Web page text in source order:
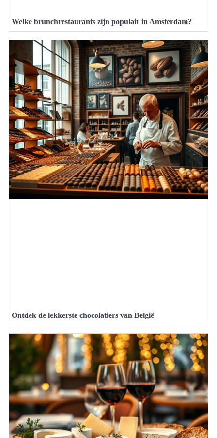
Welke brunchrestaurants zijn populair in Amsterdam?
Ontdek de lekkerste chocolatiers van België